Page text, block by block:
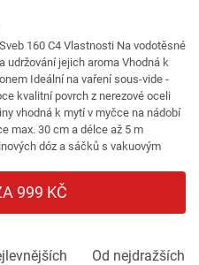
160 C4 Vlastnosti Na vodotěsné
udržování jejich aroma Vhodná k
Ideální na vaření sous-vide -
kvalitní povrch z nerezové oceli
vhodná k mytí v myčce na nádobí
max. 30 cm a délce až 5 m
dóz a sáčků s vakuovým
999 KČ
Od nejdražších